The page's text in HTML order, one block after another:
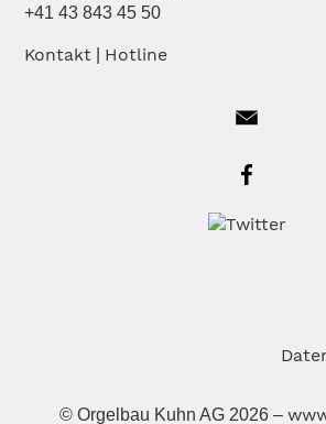
+41 43 843 45 50
Kontakt Hotline
© Orgelbau Kuhn AG 2026 –